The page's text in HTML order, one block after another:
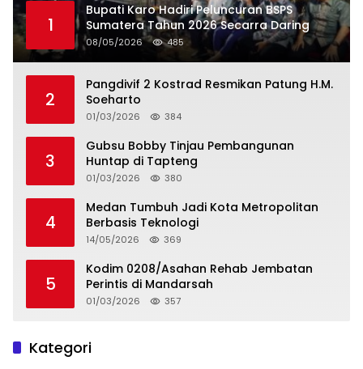
1
Bupati Karo Hadiri Peluncuran BSPS
Sumatera Tahun 2026 Secarra Daring
08/05/2026 485
2
Pangdivif 2 Kostrad Resmikan Patung H.M.
Soeharto
01/03/2026 384
3
Gubsu Bobby Tinjau Pembangunan
Huntap di Tapteng
01/03/2026 380
4
Medan Tumbuh Jadi Kota Metropolitan
Berbasis Teknologi
14/05/2026 369
5
Kodim 0208/Asahan Rehab Jembatan
Perintis di Mandarsah
01/03/2026 357
Kategori